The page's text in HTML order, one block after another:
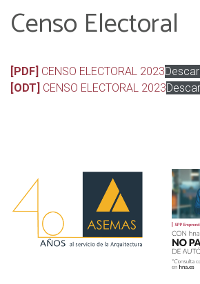
Censo Electoral
[PDF] CENSO ELECTORAL 2023
[ODT] CENSO ELECTORAL 2023